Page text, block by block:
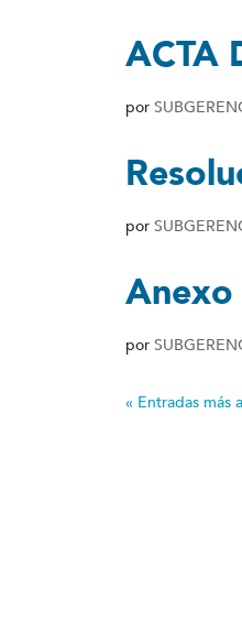
ACTA
por
por
Anexo
por
« Entradas más